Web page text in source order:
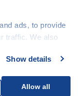
ads, to provide
traffic. We also
who may
use of their
Show details
Allow all